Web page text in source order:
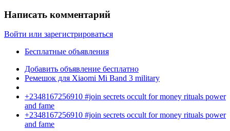
Написать комментарий
Войти или зарегистрироваться
Бесплатные объявления
Добавить объявление бесплатно
Ремешок для Xiaomi Mi Band 3 military
+2348167256910 #join secrets occult for money rituals power
and fame
+2348167256910 #join secrets occult for money rituals power
and fame